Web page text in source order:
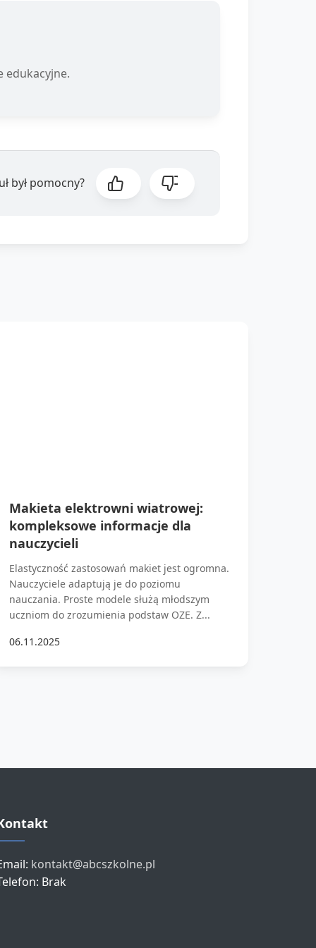
edukacyjne.
był pomocny?
Makieta elektrowni wiatrowej:
kompleksowe informacje dla
nauczycieli
Elastyczność zastosowań makiet jest ogromna.
Nauczyciele adaptują je do poziomu
nauczania. Proste modele służą młodszym
uczniom do zrozumienia podstaw OZE. Z...
06.11.2025
kontakt@abcszkolne.pl
Brak